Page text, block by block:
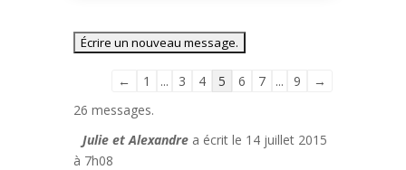
Navigation
liste
← 1 ... 3 4 5 6 7 ... 9
→
26 messages.
Julie et Alexandre a écrit le 14 juillet 2015
à 7h08